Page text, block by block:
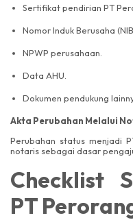
Sertifikat pendirian PT
Nomor Induk Berusaha
NPWP perusahaan.
Data AHU.
Dokumen pendukung
Akta Perubahan Melalui
Perubahan status menjadi
notaris sebagai dasar
Checklist
PT